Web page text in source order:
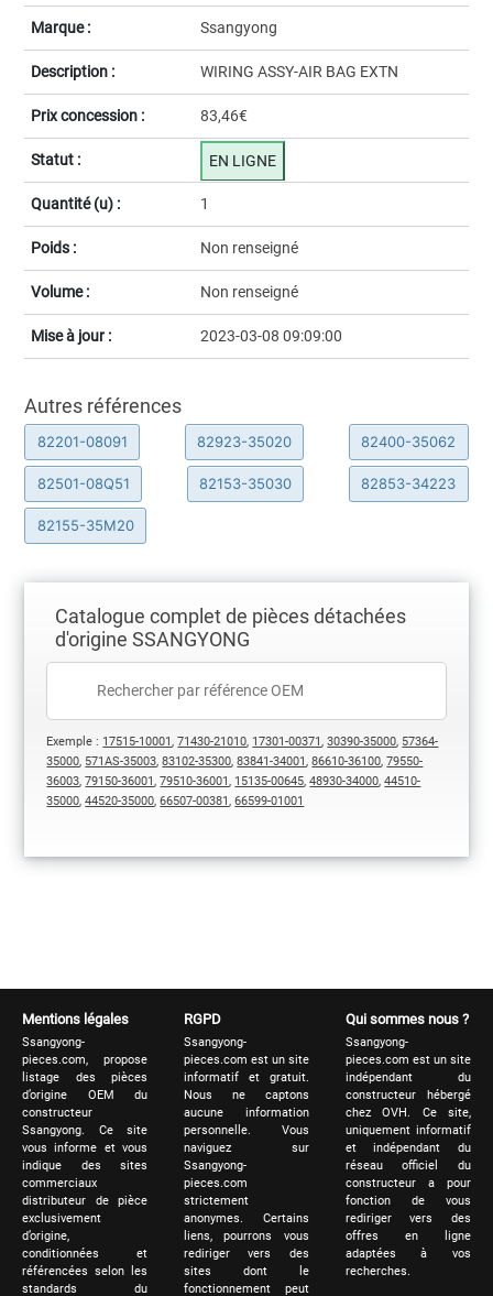
Marque : Ssangyong
Description : WIRING ASSY-AIR BAG EXTN
Prix concession : 83,46€
Statut : EN LIGNE
Quantité (u) : 1
Poids : Non renseigné
Volume : Non renseigné
Mise à jour : 2023-03-08 09:09:00
Autres références
82201-08091 82923-35020 82400-35062
82501-08Q51 82153-35030 82853-34223
82155-35M20
Catalogue complet de pièces détachées
d'origine SSANGYONG
Exemple : 17515-10001,71430-21010, 17301-00371,30390-35000, 57364-
35000, 571AS-35003,83102-35300,83841-34001,86610-36100,79550-
36003,79150-36001,79510-36001, 15135-00645,48930-34000,44510-
35000,44520-35000,66507-00381,66599-01001
Mentions légales
Ssangyong-
pieces.com, propose
listage des pièces
d’origine OEM du
constructeur
Ssangyong. Ce site
vous informe et vous
indique des sites
commerciaux
distributeur de pièce
exclusivement
d’origine,
conditionnées et
référencées selon les
standards du
RGPD
Ssangyong-
pieces.com est un site
informatif et gratuit.
Nous ne captons
aucune information
personnelle. Vous
naviguez sur
Ssangyong-
pieces.com
strictement
anonymes. Certains
liens, pourrons vous
rediriger vers des
sites dont le
fonctionnement peut
Qui sommes nous ?
Ssangyong-
pieces.com est un site
indépendant du
constructeur hébergé
chez OVH. Ce site,
uniquement informatif
et indépendant du
réseau officiel du
constructeur a pour
fonction de vous
rediriger vers des
offres en ligne
adaptées à vos
recherches.